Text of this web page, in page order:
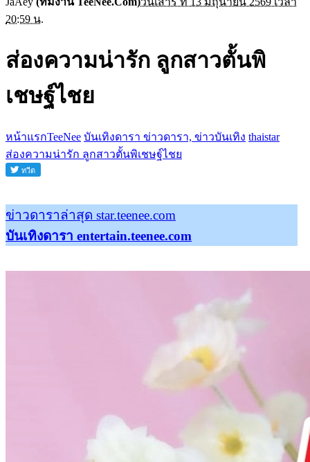
20:59 น.
ส่องความน่ารัก ลูกสาวตั้นพิ
เชษฐ์ไชย
หน้าแรกTeeNee บันเทิงดารา ข่าวดารา, ข่าวบันเทิง thaistar
ส่องความน่ารัก ลูกสาวตั้นพิเชษฐ์ไชย
ข่าวดาราล่าสุด star.teenee.com
บันเทิงดารา entertain.teenee.com